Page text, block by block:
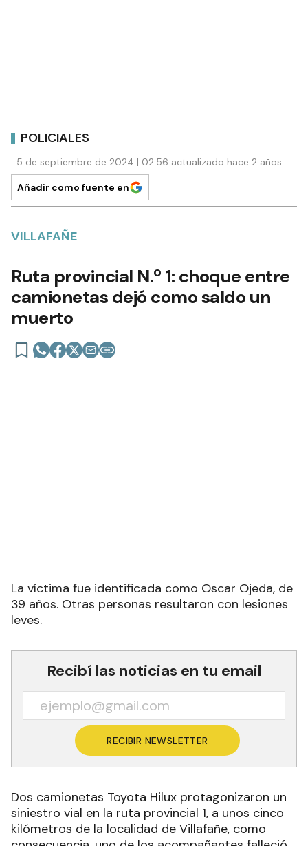
POLICIALES
5 de septiembre de 2024 | 02:56 actualizado hace 2 años
Añadir como fuente en
VILLAFAÑE
Ruta provincial N.º 1: choque entre
camionetas dejó como saldo un
muerto
La víctima fue identificada como Oscar Ojeda, de
leves.
Recibí las noticias en tu email
RECIBIR NEWSLETTER
Dos camionetas Toyota Hilux protagonizaron un
siniestro vial en la ruta provincial 1, a unos cinco